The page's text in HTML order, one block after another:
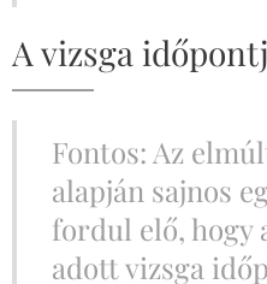
A vizsga
Fontos: Az
alapján sajnos
fordul elő, hogy
adott vizsga